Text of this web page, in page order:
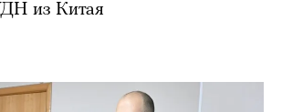
из Китая